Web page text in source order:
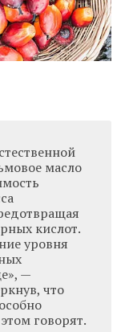
масло
кислот.
уровня
—
что
говорят.